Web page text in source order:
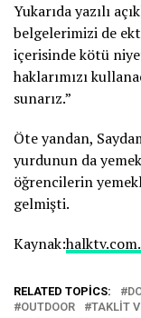
Yukarıda yazılı
belgelerimizi de
içerisinde kötü
haklarımızı
sunarız.”
Öte yandan,
yurdunun da
öğrencilerin
gelmişti.
Kaynak:
RELATED TOPICS:
OUTDOOR
TAKLIT